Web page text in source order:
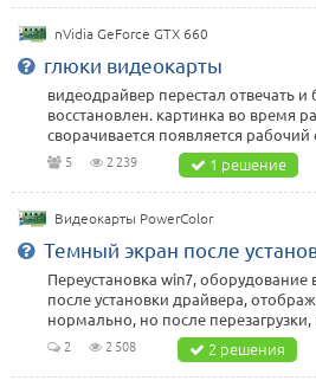
nVidia GeForce GTX 660
глюки видеокарты
видеодрайвер перестал отвечать
восстановлен. картинка во время
сворачивается появляется
5 2 239 1 решение
Видеокарты PowerColor
Темный экран после
Переустановка win7, оборудование
после установки драйвера,
нормально, но после перезагрузки,
2 2 508 2 решения